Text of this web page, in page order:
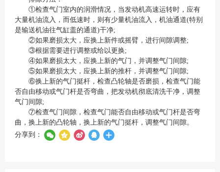
①检查气门室内的润滑情况，当发动机高速运转时，应有
大量机油流入，而低速时，则有少量机油流入，机油通道(特别
是输送机油往气缸盖的通道)干净;
②如果磨损太大，应换上新件或摇臂，进行间隙调整;
③根据需要进行调整或给以更换;
④如果磨损太大，应换上新的气门，并调整气门间隙;
⑤如果磨损太大，应换上新的推杆，并调整气门间隙;
⑥换上新的气门挺杆，检查凸轮轴是否磨损，检查气门能
否自由移动或气门杆是否弯曲，把发动机彻底清洗干净，调整
气门间隙;
⑦检查气门间隙，检查气门能否自由移动或气门杆是否弯
曲，换上新的凸轮轴，换上新的气门挺杆，调整气门间隙。
分享到：